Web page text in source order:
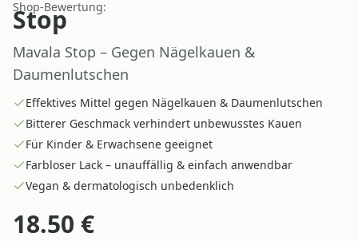
Shop-Bewertung:
Stop
Mavala Stop – Gegen Nägelkauen &
Daumenlutschen
Effektives Mittel gegen Nägelkauen & Daumenlutschen
Bitterer Geschmack verhindert unbewusstes Kauen
Für Kinder & Erwachsene geeignet
Farbloser Lack – unauffällig & einfach anwendbar
Vegan & dermatologisch unbedenklich
18.50 €